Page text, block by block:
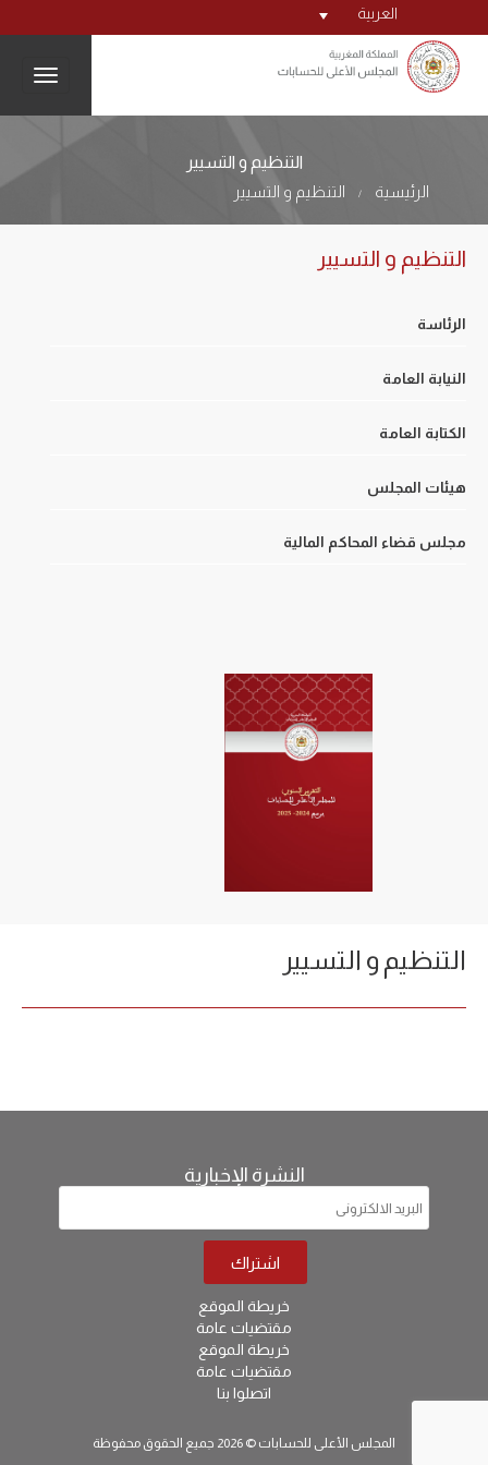
العربية
التنظيم و التسيير
الرئيسية
/ التنظيم و التسيير
التنظيم و التسيير
الرئاسة
النيابة العامة
الكتابة العامة
هيئات المجلس
مجلس قضاء المحاكم المالية
التنظيم و التسيير
النشرة الإخبارية
خريطة الموقع
مقتضيات عامة
خريطة الموقع
مقتضيات عامة
اتصلوا بنا
المجلس الأعلى للحسابات © 2026 جميع الحقوق محفوظة